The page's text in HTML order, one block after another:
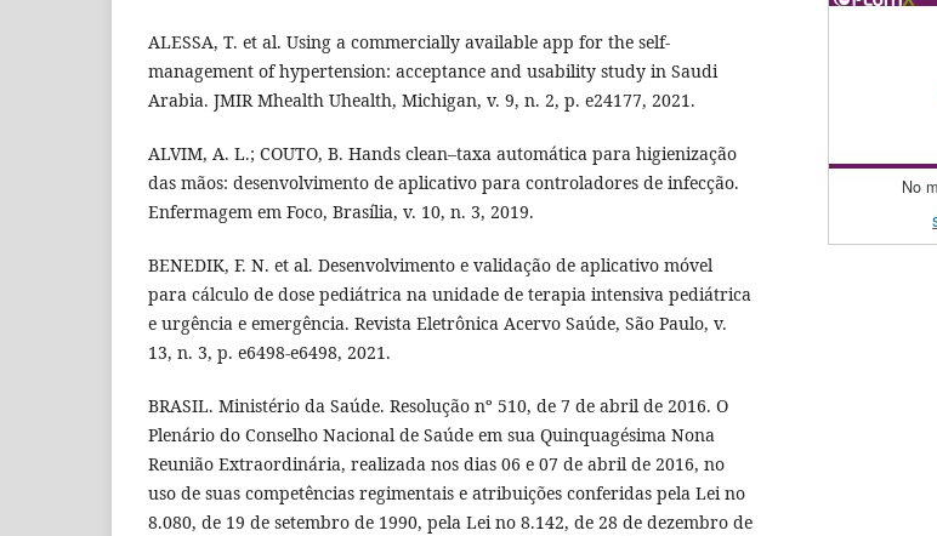
ALESSA, T. et al. Using a commercially available app for the self-
management of hypertension: acceptance and usability study in Saudi
Arabia. JMIR Mhealth Uhealth, Michigan, v. 9, n. 2, p. e24177, 2021.
ALVIM, A. L.; COUTO, B. Hands clean–taxa automática para higienização
das mãos: desenvolvimento de aplicativo para controladores de infecção.
Enfermagem em Foco, Brasília, v. 10, n. 3, 2019.
BENEDIK, F. N. et al. Desenvolvimento e validação de aplicativo móvel
para cálculo de dose pediátrica na unidade de terapia intensiva pediátrica
e urgência e emergência. Revista Eletrônica Acervo Saúde, São Paulo, v.
13, n. 3, p. e6498-e6498, 2021.
BRASIL. Ministério da Saúde. Resolução nº 510, de 7 de abril de 2016. O
Plenário do Conselho Nacional de Saúde em sua Quinquagésima Nona
Reunião Extraordinária, realizada nos dias 06 e 07 de abril de 2016, no
uso de suas competências regimentais e atribuições conferidas pela Lei no
8.080, de 19 de setembro de 1990, pela Lei no 8.142, de 28 de dezembro de
No